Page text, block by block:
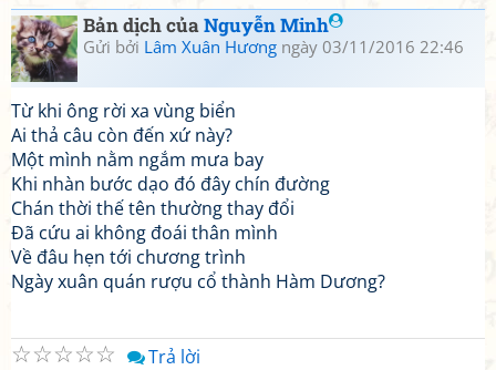
Bản dịch củaNguyễn Minh
Gửi bởi Lâm Xuân Hương ngày 03/11/2016 22:46
Từ khi ông rời xa vùng biển
Ai thả câu còn đến xứ này?
Một mình nằm ngắm mưa bay
Khi nhàn bước dạo đó đây chín đường
Chán thời thế tên thường thay đổi
Đã cứu ai không đoái thân mình
Về đâu hẹn tới chương trình
Ngày xuân quán rượu cổ thành Hàm Dương?
☆
☆
☆
☆
☆ Trả lời